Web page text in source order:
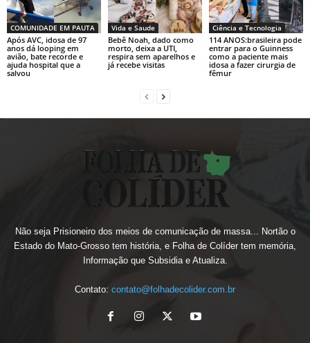
COMUNIDADE EM PAUTA
Após AVC, idosa de 97
anos dá looping em
avião, bate recorde e
ajuda hospital que a
salvou
Vida e Saude
Bebê Noah, dado como
morto, deixa a UTI,
respira sem aparelhos e
já recebe visitas
Ciência e Tecnologia
114 ANOS:brasileira pode
entrar para o Guinness
como a paciente mais
idosa a fazer cirurgia de
fêmur
Não seja Prisioneiro dos meios de comunicação de massa... Nortão o
Estado do Mato-Grosso tem história, e Folha de Colíder tem memória,
Informação que Subsidia e Atualiza.
Contato: contato@folhadecolider.com.br